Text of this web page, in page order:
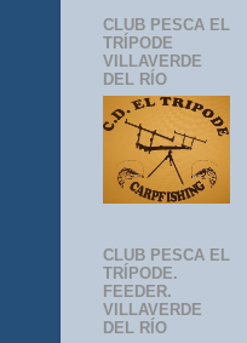
CLUB PESCA EL
TRÍPODE
VILLAVERDE
DEL RÍO
CLUB PESCA EL
TRÍPODE.
FEEDER.
VILLAVERDE
DEL RÍO